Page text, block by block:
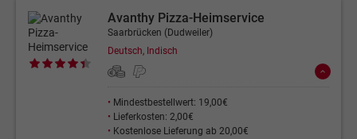
Avanthy Pizza-Heimservice
Saarbrücken (Dudweiler)
Deutsch, Indisch
• Mindestbestellwert: 19,00€
• Lieferkosten: 2,00€
• Kostenlose Lieferung ab 20,00€